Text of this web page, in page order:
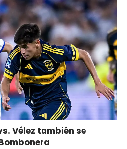
Vélez también se